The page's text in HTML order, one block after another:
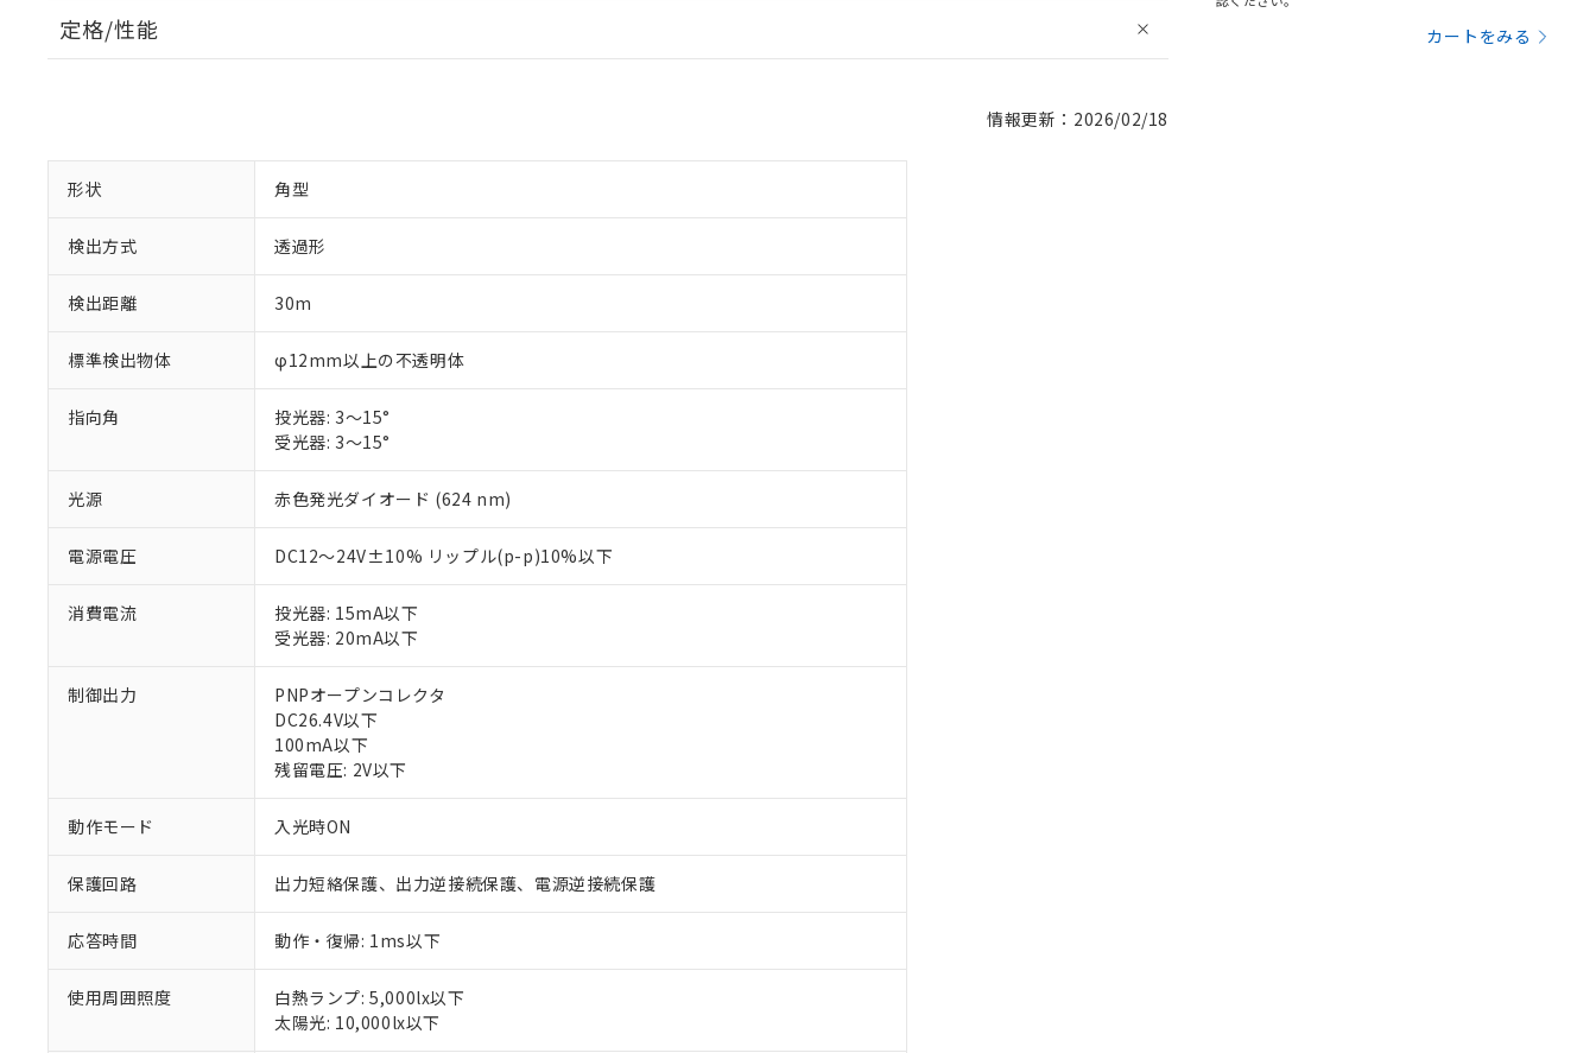
定格/性能
情報更新：2026/02/18
形状 角型
検出方式 透過形
検出距離 30m
標準検出物体 φ12mm以上の不透明体
指向角
投光器: 3～15°
受光器: 3～15°
光源 赤色発光ダイオード (624 nm)
電源電圧 DC12～24V±10% リップル(p-p)10%以下
消費電流
投光器: 15mA以下
受光器: 20mA以下
制御出力
PNPオープンコレクタ
DC26.4V以下
100mA以下
残留電圧: 2V以下
動作モード 入光時ON
保護回路 出力短絡保護、出力逆接続保護、電源逆接続保護
応答時間 動作・復帰: 1ms以下
使用周囲照度
白熱ランプ: 5,000lx以下
太陽光: 10,000lx以下
カートをみる
ご利用条件
以下の条件をお読みいただき、同意のうえご利用ください。
対応済み：EU RoHS指令（10物質）の非含有に対応した製品が提供可能な商品です。
対応予定：EU RoHS指令（10物質）の非含有に対応した製品に切り替える予定のある商品です。
対応予定なし：EU RoHS指令（10物質）の非含有に非対応の商品で、対応品を出す予定はありません。
調査・確認中：EU RoHS指令（10物質）の非含有の対応状況を調査中または確認中の商品です。
仕入先様の事情により、非含有部品としていたものが、含有品と判明した場合などやむを得ず変更すること
があります。
※1 中国RoHS○×表
「○」：最大均質材料含有率が中国RoHSの基準値以下であることを示します。